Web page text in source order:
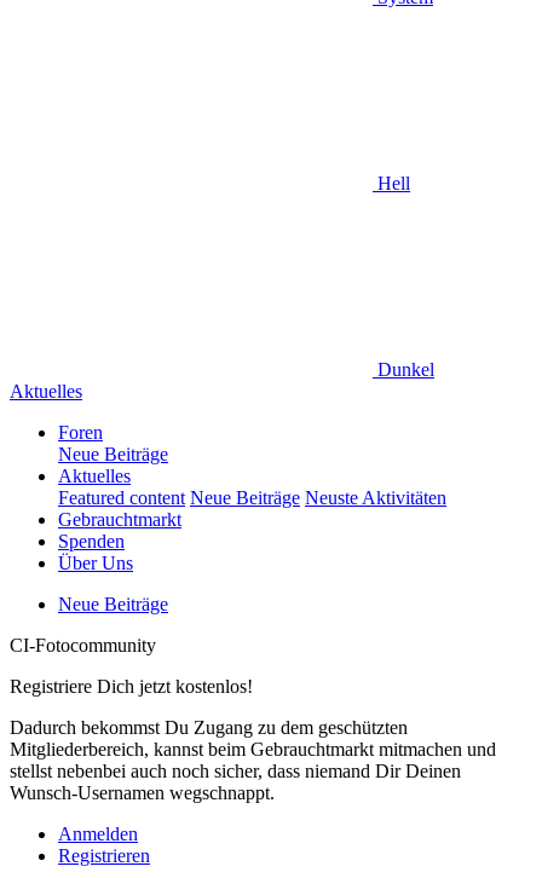
Hell
Dunkel
Aktuelles
Foren
Neue Beiträge
Aktuelles
Featured content Neue Beiträge Neuste Aktivitäten
Gebrauchtmarkt
Spenden
Über Uns
Neue Beiträge
CI-Fotocommunity
Registriere Dich jetzt kostenlos!
Dadurch bekommst Du Zugang zu dem geschützten
Mitgliederbereich, kannst beim Gebrauchtmarkt mitmachen und
stellst nebenbei auch noch sicher, dass niemand Dir Deinen
Wunsch-Usernamen wegschnappt.
Anmelden
Registrieren